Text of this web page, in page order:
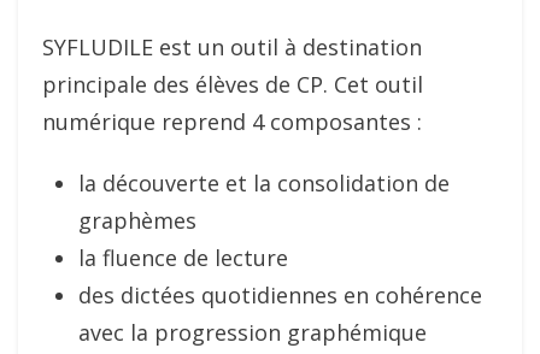
SYFLUDILE est un outil à destination
principale des élèves de CP. Cet outil
numérique reprend 4 composantes :
la découverte et la consolidation de
graphèmes
la fluence de lecture
des dictées quotidiennes en cohérence
avec la progression graphémique